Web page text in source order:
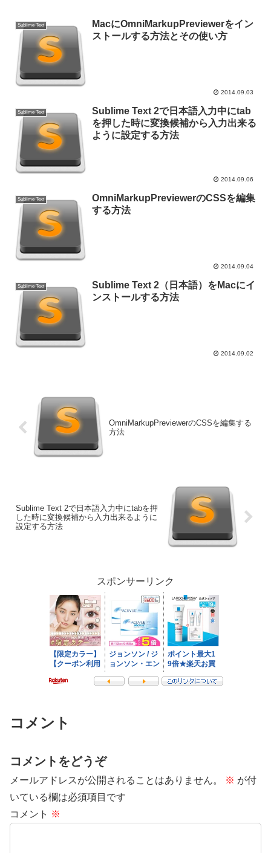
Sublime Text
MacにOmniMarkupPreviewerをイン
ストールする方法とその使い方
2014.09.03
Sublime Text
Sublime Text 2で日本語入力中にtab
を押した時に変換候補から入力出来る
ように設定する方法
2014.09.06
Sublime Text
OmniMarkupPreviewerのCSSを編集
する方法
2014.09.04
Sublime Text
Sublime Text 2（日本語）をMacにイ
ンストールする方法
2014.09.02
OmniMarkupPreviewerのCSSを編集する
方法
Sublime Text 2で日本語入力中にtabを押
した時に変換候補から入力出来るように
設定する方法
スポンサーリンク
コメント
コメントをどうぞ
メールアドレスが公開されることはありません。 ※ が付
いている欄は必須項目です
コメント ※